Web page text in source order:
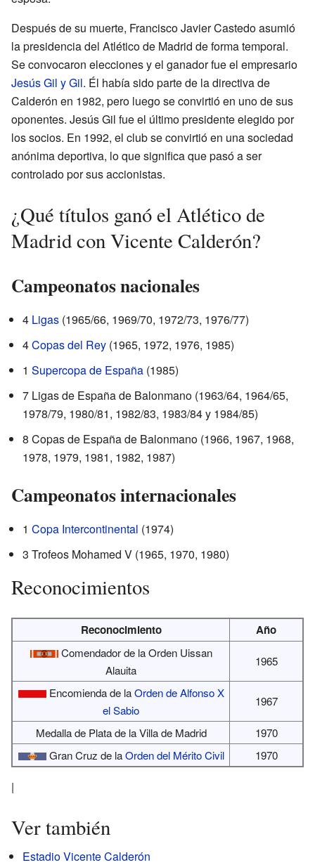
Después de su muerte, Francisco Javier Castedo asumió
la presidencia del Atlético de Madrid de forma temporal.
Se convocaron elecciones y el ganador fue el empresario
Jesús Gil y Gil. Él había sido parte de la directiva de
Calderón en 1982, pero luego se convirtió en uno de sus
oponentes. Jesús Gil fue el último presidente elegido por
los socios. En 1992, el club se convirtió en una sociedad
anónima deportiva, lo que significa que pasó a ser
controlado por sus accionistas.
¿Qué títulos ganó el Atlético de
Madrid con Vicente Calderón?
Campeonatos nacionales
4 Ligas (1965/66, 1969/70, 1972/73, 1976/77)
4Copas del Rey (1965, 1972, 1976, 1985)
1 Supercopa de España (1985)
7 Ligas de España de Balonmano (1963/64, 1964/65,
1978/79, 1980/81, 1982/83, 1983/84 y 1984/85)
8 Copas de España de Balonmano (1966, 1967, 1968,
1978, 1979, 1981, 1982, 1987)
Campeonatos internacionales
1 Copa Intercontinental (1974)
3 Trofeos Mohamed V (1965, 1970, 1980)
Reconocimientos
Reconocimiento Año
Comendador de la Orden Uissan
Alauita
1965
Encomienda de laOrden de Alfonso X
el Sabio
1967
Medalla de Plata de la Villa de Madrid
1970
Gran Cruz de laOrden del Mérito Civil 1970
|
Ver también
Estadio Vicente Calderón